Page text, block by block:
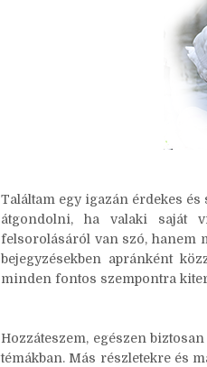
Találtam egy igazán érdekes
átgondolni, ha valaki saját
felsorolásáról van szó, hanem
bejegyzésekben apránként
minden fontos szempontra
Hozzáteszem, egészen
témákban. Más részletekre és